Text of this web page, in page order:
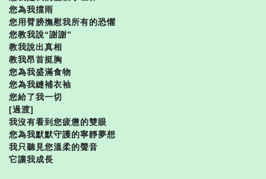
您為我擋雨
您用臂膀撫慰我所有的恐懼
您教我說“謝謝”
教我說出真相
教我昂首挺胸
您為我盛滿食物
您為我縫補衣袖
您給了我一切
[過渡]
我沒有看到您疲憊的雙眼
您為我默默守護的寧靜夢想
我只聽見您溫柔的聲音
它讓我成長